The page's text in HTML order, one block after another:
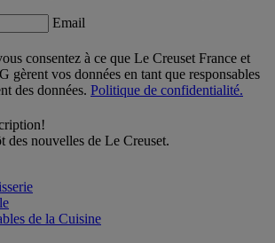
Email
consentez à ce que Le Creuset France et
gèrent vos données en tant que responsables
des données. Politique de confidentialité.
des nouvelles de Le Creuset.
de la Cuisine